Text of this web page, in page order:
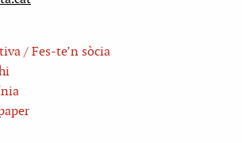
/ Fes-te’n sòcia